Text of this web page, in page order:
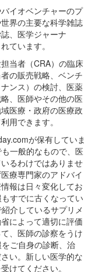
イオベンチャーのプ
界の主要な科学雑誌
、医学ジャーナ
ています。
当者（CRA）の臨床
の販売戦略、ベンチ
ンス）の検討、医薬
、医師やその他の医
医療・政府の医療政
用できます。
が保有していま
一般的なもので、医
るわけではありませ
療専門家のアドバイ
報は日々変化してお
すでに古くなってい
介しているサプリメ
によって適切に評価
、医師の診察をうけ
ご自身の診断、治
い。新しい医学的な
けてください。